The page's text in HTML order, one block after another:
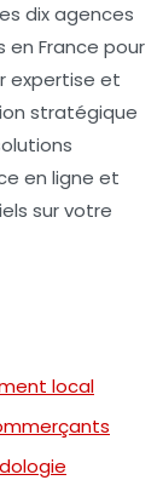
dix agences
en France pour
expertise et
stratégique
en ligne et
sur votre
local